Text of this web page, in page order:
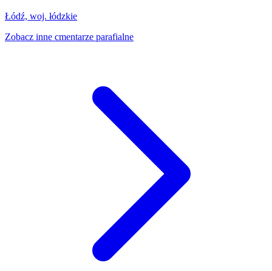
Łódź, woj. łódzkie
Zobacz inne cmentarze parafialne